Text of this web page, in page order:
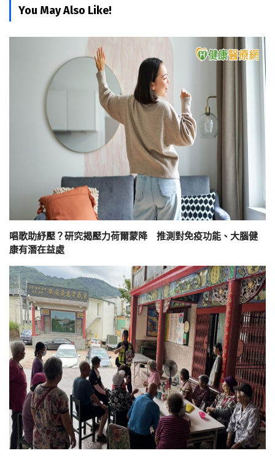
You May Also Like!
唱歌助紓壓？研究揭壓力荷爾蒙降 推測對免疫功能、大腦健
康有潛在益處